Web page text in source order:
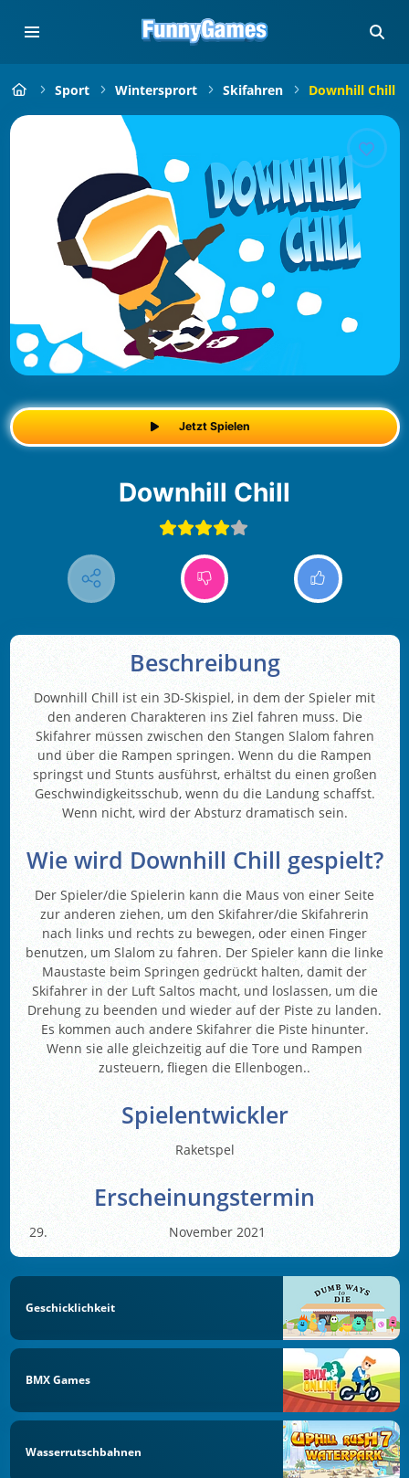
Sport Wintersprort Skifahren Downhill Chill
Jetzt Spielen
Downhill Chill
Beschreibung
Downhill Chill ist ein 3D-Skispiel, in dem der Spieler mit
den anderen Charakteren ins Ziel fahren muss. Die
Skifahrer müssen zwischen den Stangen Slalom fahren
und über die Rampen springen. Wenn du die Rampen
springst und Stunts ausführst, erhältst du einen großen
Geschwindigkeitsschub, wenn du die Landung schaffst.
Wenn nicht, wird der Absturz dramatisch sein.
Wie wird Downhill Chill gespielt?
Der Spieler/die Spielerin kann die Maus von einer Seite
zur anderen ziehen, um den Skifahrer/die Skifahrerin
nach links und rechts zu bewegen, oder einen Finger
benutzen, um Slalom zu fahren. Der Spieler kann die linke
Maustaste beim Springen gedrückt halten, damit der
Skifahrer in der Luft Saltos macht, und loslassen, um die
Drehung zu beenden und wieder auf der Piste zu landen.
Es kommen auch andere Skifahrer die Piste hinunter.
Wenn sie alle gleichzeitig auf die Tore und Rampen
zusteuern, fliegen die Ellenbogen..
Spielentwickler
Raketspel
Erscheinungstermin
November 2021
Geschicklichkeit
BMX Games
Wasserrutschbahnen